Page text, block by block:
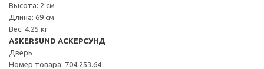
Высота: 2 см
Длина: 69 см
Вес: 4.25 кг
ASKERSUND АСКЕРСУНД
Дверь
Номер товара: 704.253.64